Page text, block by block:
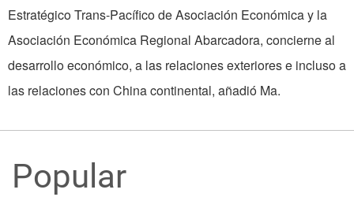
Estratégico Trans-Pacífico de Asociación Económica y la
Asociación Económica Regional Abarcadora, concierne al
desarrollo económico, a las relaciones exteriores e incluso a
las relaciones con China continental, añadió Ma.
Popular